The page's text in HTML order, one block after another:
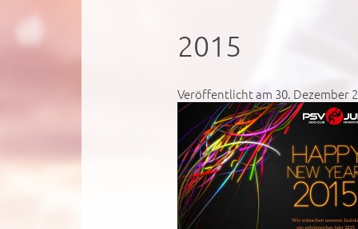
2015
Veröffentlicht am 30. Dezember